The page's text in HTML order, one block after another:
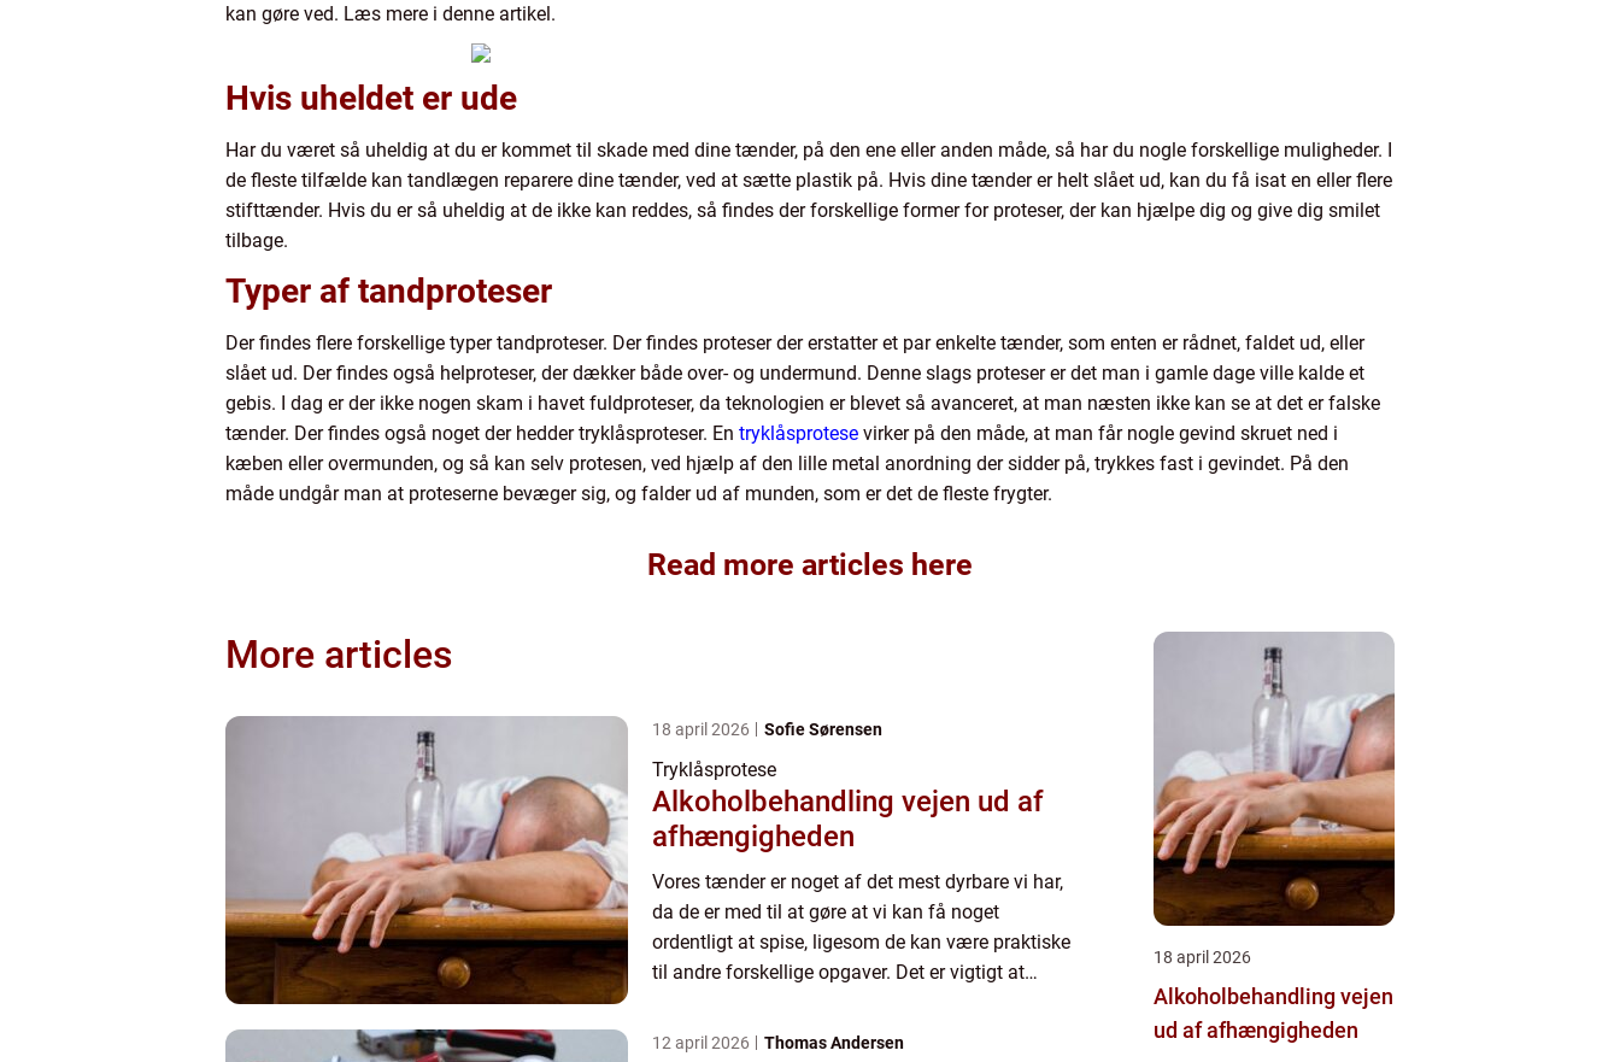
kan gøre ved. Læs mere i denne artikel.
Hvis uheldet er ude
Har du været så uheldig at du er kommet til skade med dine tænder, på den ene eller anden måde, så har du nogle forskellige muligheder. I
de fleste tilfælde kan tandlægen reparere dine tænder, ved at sætte plastik på. Hvis dine tænder er helt slået ud, kan du få isat en eller flere
stifttænder. Hvis du er så uheldig at de ikke kan reddes, så findes der forskellige former for proteser, der kan hjælpe dig og give dig smilet
tilbage.
Typer af tandproteser
Der findes flere forskellige typer tandproteser. Der findes proteser der erstatter et par enkelte tænder, som enten er rådnet, faldet ud, eller
slået ud. Der findes også helproteser, der dækker både over- og undermund. Denne slags proteser er det man i gamle dage ville kalde et
gebis. I dag er der ikke nogen skam i havet fuldproteser, da teknologien er blevet så avanceret, at man næsten ikke kan se at det er falske
tænder. Der findes også noget der hedder tryklåsproteser. En tryklåsprotese virker på den måde, at man får nogle gevind skruet ned i
kæben eller overmunden, og så kan selv protesen, ved hjælp af den lille metal anordning der sidder på, trykkes fast i gevindet. På den
måde undgår man at proteserne bevæger sig, og falder ud af munden, som er det de fleste frygter.
Read more articles here
More articles
18 april 2026 Sofie Sørensen
Tryklåsprotese
Alkoholbehandling vejen ud af
afhængigheden
Vores tænder er noget af det mest dyrbare vi har,
da de er med til at gøre at vi kan få noget
ordentligt at spise, ligesom de kan være praktiske
til andre forskellige opgaver. Det er vigtigt at
12 april 2026 Thomas Andersen
18 april 2026
Alkoholbehandling vejen
ud af afhængigheden